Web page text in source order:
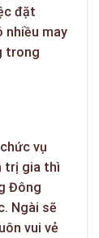
đặt
nhiều may
trong
vụ
trị gia thì
Đông
Ngài sẽ
vui vẻ